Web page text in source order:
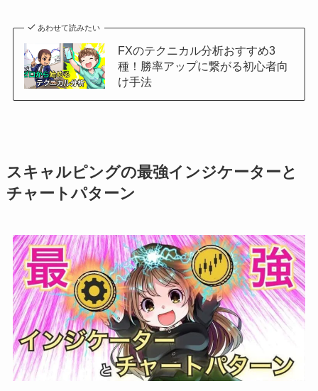
あわせて読みたい
FXのテクニカル分析おすすめ3
種！勝率アップに繋がる初心者向
け手法
スキャルピングの最強インジケーターと
チャートパターン